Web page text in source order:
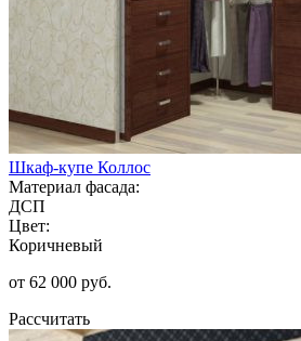
Шкаф-купе Коллос
Материал фасада:
ДСП
Цвет:
Коричневый
от 62 000 руб.
Рассчитать